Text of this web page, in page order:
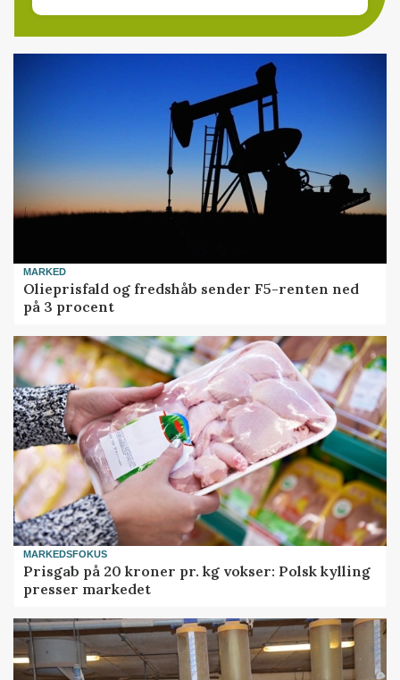
MARKED
Olieprisfald og fredshåb sender F5-renten ned
på 3 procent
MARKEDSFOKUS
Prisgab på 20 kroner pr. kg vokser: Polsk kylling
presser markedet